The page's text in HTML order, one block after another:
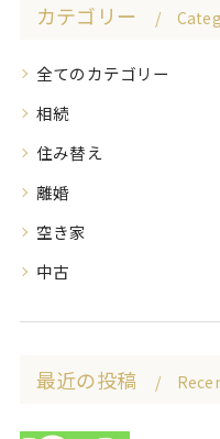
カテゴリー
全てのカテゴリー
相続
住み替え
離婚
空き家
中古
最近の投稿